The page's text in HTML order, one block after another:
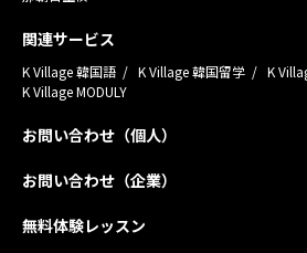
関連サービス
K Village 韓国語 K Village 韓国留学
K
K Village MODULY
お問い合わせ（個人）
お問い合わせ（企業）
無料体験レッスン